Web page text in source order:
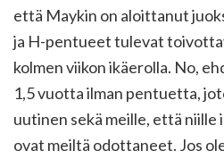
että Maykin on aloittanut
ja H-pentueet tulevat
kolmen viikon ikäerolla. No,
1,5 vuotta ilman pentuetta,
uutinen sekä meille, että niille
ovat meiltä odottaneet. Jos